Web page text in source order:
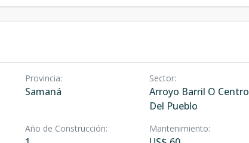
Provincia:
Samaná
Sector:
Arroyo Barril O Centro
Del Pueblo
Año de Construcción: Mantenimiento: